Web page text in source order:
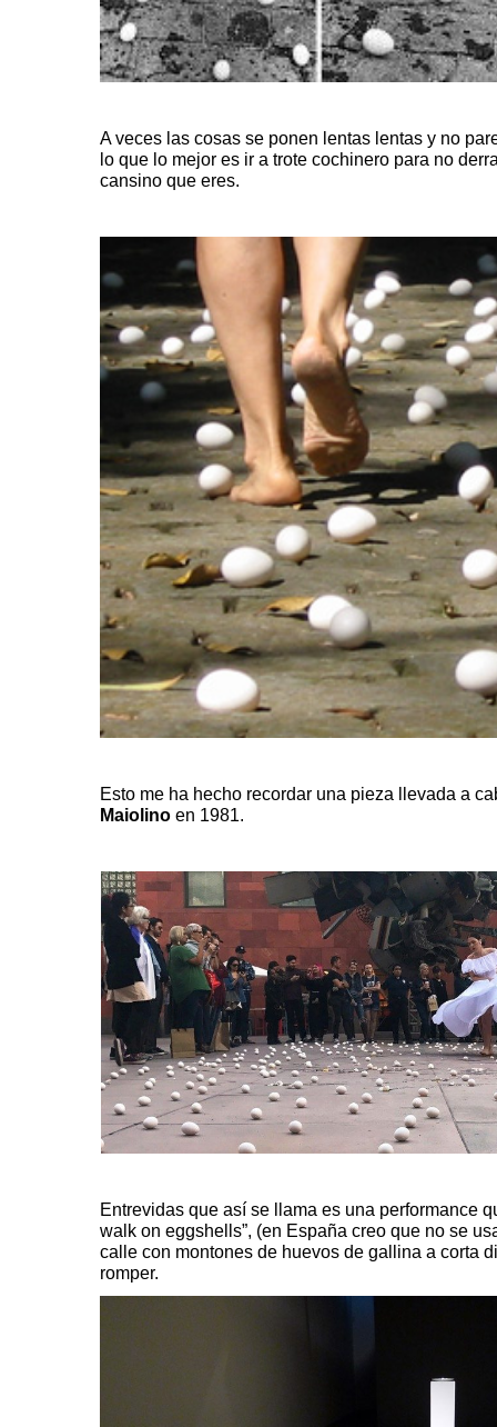
A veces las cosas se ponen lentas lentas y no
lo que lo mejor es ir a trote cochinero para no
cansino que eres.
Esto me ha hecho recordar una pieza llevada a
Maiolino en 1981.
Entrevidas que así se llama es una performance
walk on eggshells”, (en España creo que no se
calle con montones de huevos de gallina a corta
romper.